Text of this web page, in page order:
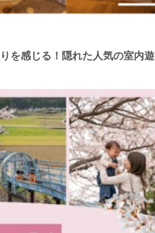
を感じる！隠れた人気の室内遊